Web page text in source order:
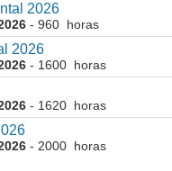
2026
- 960 horas
2026
- 1600 horas
- 1620 horas
- 2000 horas